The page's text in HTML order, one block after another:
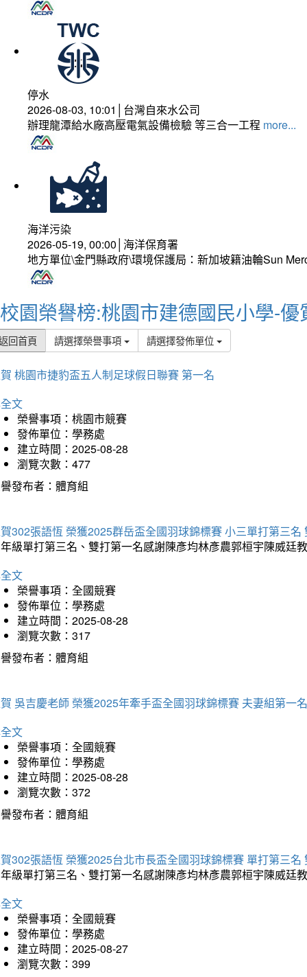
停水
2026-08-03, 10:01│台灣自來水公司
辦理龍潭給水廠高壓電氣設備檢驗 等三合一工程 more...
海洋污染
2026-05-19, 00:00│海洋保育署
地方單位\金門縣政府\環境保護局：新加坡籍油輪Sun
校園榮譽榜:桃園市建德國民小學-優
回首頁 請選擇榮譽事項 請選擇發佈單位
桃園市捷豹盃五人制足球假日聯賽 第一名
文
榮譽事項：桃園市競賽
發佈單位：學務處
建立時間：2025-08-28
瀏覽次數：477
發布者：體育組
302張語恆 榮獲2025群岳盃全國羽球錦標賽 小三單打第三名
級單打第三名、雙打第一名感謝陳彥均林彥農郭桓宇陳威廷
文
榮譽事項：全國競賽
發佈單位：學務處
建立時間：2025-08-28
瀏覽次數：317
發布者：體育組
吳吉慶老師 榮獲2025年牽手盃全國羽球錦標賽 夫妻組第一名
文
榮譽事項：全國競賽
發佈單位：學務處
建立時間：2025-08-28
瀏覽次數：372
發布者：體育組
302張語恆 榮獲2025台北市長盃全國羽球錦標賽 單打第三名
級單打第三名、雙打第一名感謝陳彥均林彥農郭桓宇陳威廷
文
榮譽事項：全國競賽
發佈單位：學務處
建立時間：2025-08-27
瀏覽次數：399